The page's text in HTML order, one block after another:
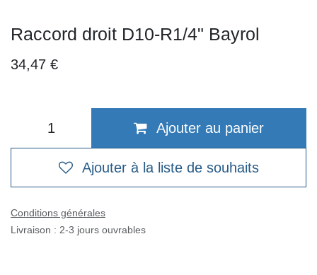
Raccord droit D10-R1/4" Bayrol
34,47 €
Ajouter au panier
Ajouter à la liste de souhaits
Conditions générales
Livraison : 2-3 jours ouvrables